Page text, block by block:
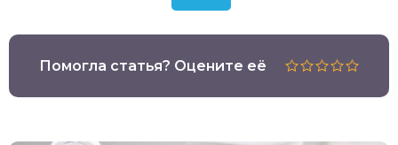
Помогла статья? Оцените её